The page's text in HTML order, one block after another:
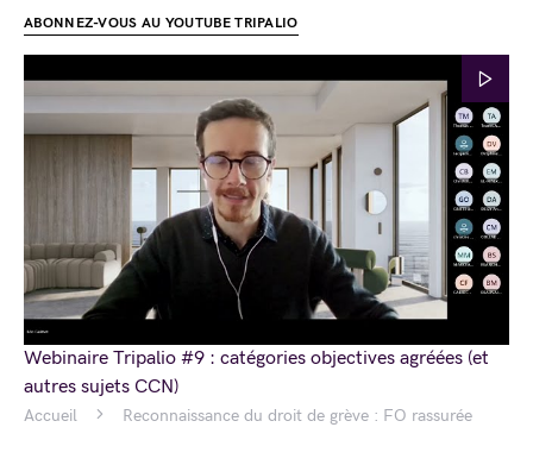
Accueil Reconnaissance du droit de grève : FO rassurée
ABONNEZ-VOUS AU YOUTUBE TRIPALIO
Webinaire Tripalio #9 : catégories objectives agréées (et
autres sujets CCN)